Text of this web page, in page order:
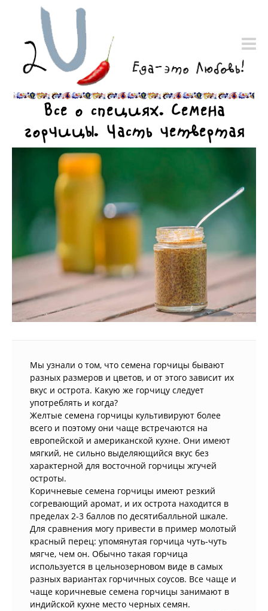
Все о специях. Семена
горчицы. Часть четвертая
Мы узнали о том, что семена горчицы бывают
разных размеров и цветов, и от этого зависит их
вкус и острота. Какую же горчицу следует
употреблять и когда?
Желтые семена горчицы культивируют более
всего и поэтому они чаще встречаются на
европейской и американской кухне. Они имеют
мягкий, не сильно выделяющийся вкус без
характерной для восточной горчицы жгучей
остроты.
Коричневые семена горчицы имеют резкий
согревающий аромат, и их острота находится в
пределах 2-3 баллов по десятибалльной шкале.
Для сравнения могу привести в пример молотый
красный перец: упомянутая горчица чуть-чуть
мягче, чем он. Обычно такая горчица
используется в цельнозерновом виде в самых
разных вариантах горчичных соусов. Все чаще и
чаще коричневые семена горчицы занимают в
индийской кухне место черных семян.